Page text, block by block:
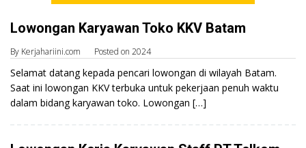
Lowongan Karyawan Toko KKV Batam
By Kerjahariini.com Posted on 2024
Selamat datang kepada pencari lowongan di wilayah Batam.
Saat ini lowongan KKV terbuka untuk pekerjaan penuh waktu
dalam bidang karyawan toko. Lowongan […]